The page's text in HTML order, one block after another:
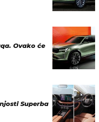
Ovako će
Superba